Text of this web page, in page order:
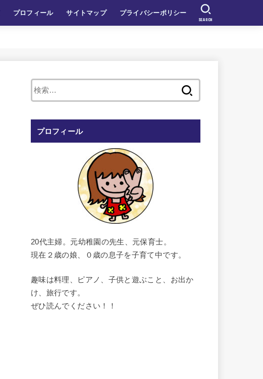
プロフィール サイトマップ プライバシーポリシー
SEARCH
プロフィール
20代主婦。元幼稚園の先生、元保育士。
現在２歳の娘、０歳の息子を子育て中です。
趣味は料理、ピアノ、子供と遊ぶこと、お出か
け、旅行です。
ぜひ読んでください！！